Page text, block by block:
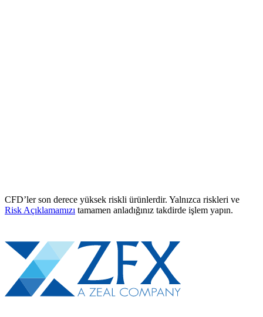
CFD’ler son derece yüksek riskli ürünlerdir. Yalnızca riskleri ve
Risk Açıklamamızı tamamen anladığınız takdirde işlem yapın.